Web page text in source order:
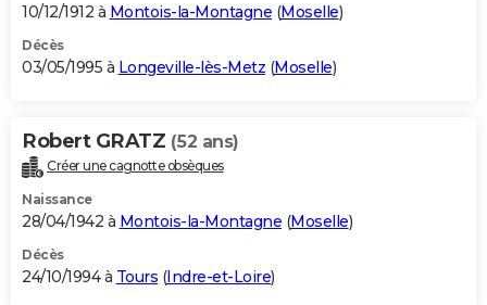
10/12/1912 à Montois-la-Montagne (Moselle)
Décès
03/05/1995 à Longeville-lès-Metz (Moselle)
Robert GRATZ (52 ans)
Créer une cagnotte obsèques
Naissance
28/04/1942 à Montois-la-Montagne (Moselle)
Décès
24/10/1994 à Tours (Indre-et-Loire)